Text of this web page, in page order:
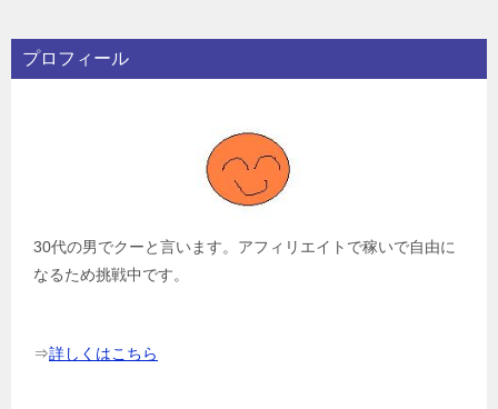
プロフィール
30代の男でクーと言います。アフィリエイトで稼いで自由に
なるため挑戦中です。
⇒詳しくはこちら